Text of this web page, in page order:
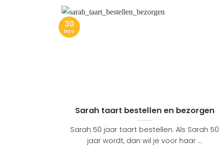
Sarah taart bestellen en bezorgen
Sarah 50 jaar taart bestellen. Als Sarah 50
jaar wordt, dan wil je voor haar ...
30
nov